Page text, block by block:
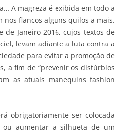
A magreza é exibida em todo a
flancos alguns quilos a mais.
de Janeiro 2016, cujos textos de
levam adiante a luta contra a
para evitar a promoção de
a fim de “prevenir os distúrbios
as atuais manequins fashion
obrigatoriamente ser colocada
aumentar a silhueta de um